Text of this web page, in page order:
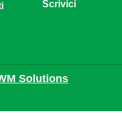
Scrivici
Solutions